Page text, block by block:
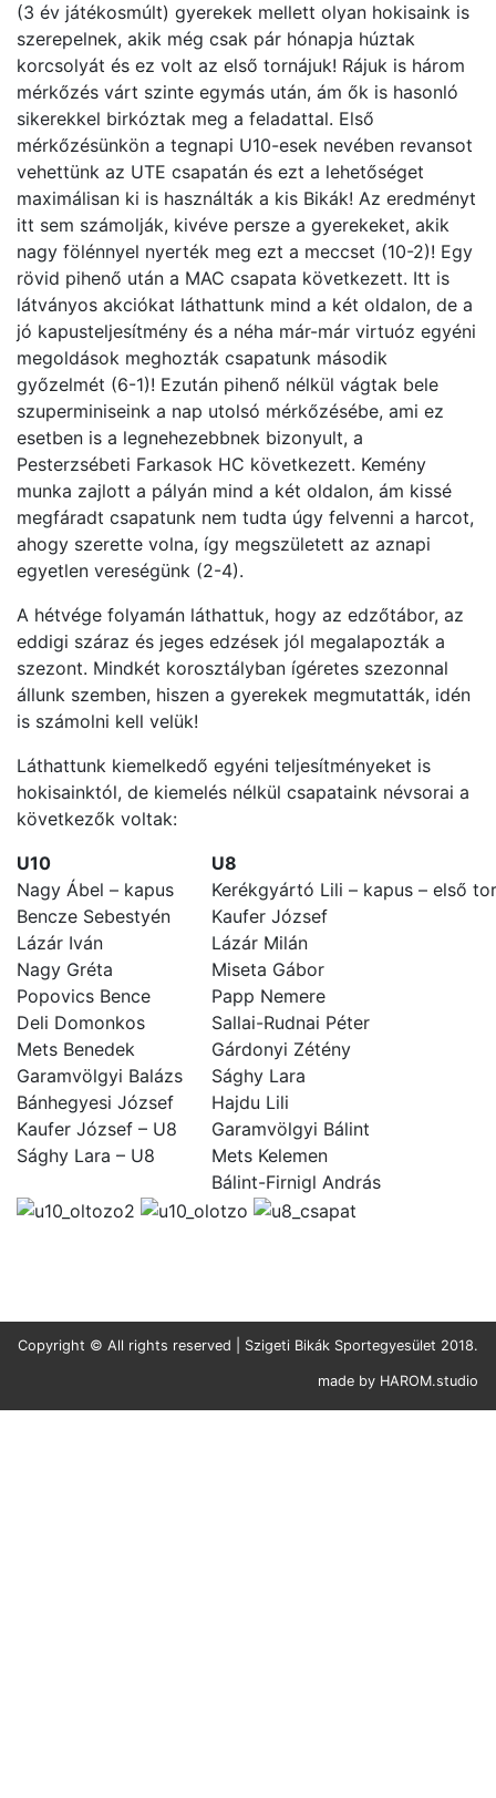
(3 év játékosmúlt) gyerekek mellett olyan hokisaink is
szerepelnek, akik még csak pár hónapja húztak
korcsolyát és ez volt az első tornájuk! Rájuk is három
mérkőzés várt szinte egymás után, ám ők is hasonló
sikerekkel birkóztak meg a feladattal. Első
mérkőzésünkön a tegnapi U10-esek nevében revansot
vehettünk az UTE csapatán és ezt a lehetőséget
maximálisan ki is használták a kis Bikák! Az eredményt
itt sem számolják, kivéve persze a gyerekeket, akik
nagy fölénnyel nyerték meg ezt a meccset (10-2)! Egy
rövid pihenő után a MAC csapata következett. Itt is
látványos akciókat láthattunk mind a két oldalon, de a
jó kapusteljesítmény és a néha már-már virtuóz egyéni
megoldások meghozták csapatunk második
győzelmét (6-1)! Ezután pihenő nélkül vágtak bele
szuperminiseink a nap utolsó mérkőzésébe, ami ez
esetben is a legnehezebbnek bizonyult, a
Pesterzsébeti Farkasok HC következett. Kemény
munka zajlott a pályán mind a két oldalon, ám kissé
megfáradt csapatunk nem tudta úgy felvenni a harcot,
ahogy szerette volna, így megszületett az aznapi
egyetlen vereségünk (2-4).
A hétvége folyamán láthattuk, hogy az edzőtábor, az
eddigi száraz és jeges edzések jól megalapozták a
szezont. Mindkét korosztályban ígéretes szezonnal
állunk szemben, hiszen a gyerekek megmutatták, idén
is számolni kell velük!
Láthattunk kiemelkedő egyéni teljesítményeket is
hokisainktól, de kiemelés nélkül csapataink névsorai a
következők voltak:
U10
U8
Nagy Ábel – kapus
Kerékgyártó Lili – kapus – első
Bencze Sebestyén
Kaufer József
Lázár Iván
Lázár Milán
Nagy Gréta
Miseta Gábor
Popovics Bence
Papp Nemere
Deli Domonkos
Sallai-Rudnai Péter
Mets Benedek
Gárdonyi Zétény
Garamvölgyi Balázs
Sághy Lara
Bánhegyesi József
Hajdu Lili
Kaufer József – U8
Garamvölgyi Bálint
Sághy Lara – U8
Mets Kelemen
Bálint-Firnigl András
Copyright © All rights reserved | Szigeti Bikák Sportegyesület 2018.
made by HAROM.studio